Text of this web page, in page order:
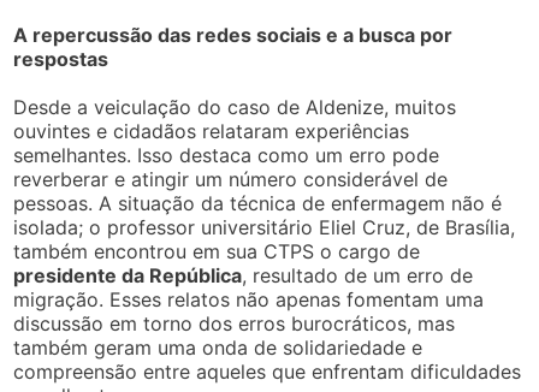
A repercussão das redes sociais e a busca por
respostas
Desde a veiculação do caso de Aldenize, muitos
ouvintes e cidadãos relataram experiências
semelhantes. Isso destaca como um erro pode
reverberar e atingir um número considerável de
pessoas. A situação da técnica de enfermagem não é
isolada; o professor universitário Eliel Cruz, de Brasília,
também encontrou em sua CTPS o cargo de
presidente da República, resultado de um erro de
migração. Esses relatos não apenas fomentam uma
discussão em torno dos erros burocráticos, mas
também geram uma onda de solidariedade e
compreensão entre aqueles que enfrentam dificuldades